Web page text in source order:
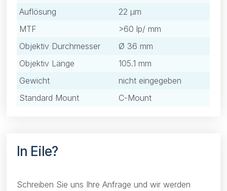
Auflösung
22 μm
MTF
>60 lp/ mm
Objektiv Durchmesser
Ø 36 mm
Objektiv Länge
105.1 mm
Gewicht
nicht eingegeben
Standard Mount
C-Mount
In Eile?
Schreiben Sie uns Ihre Anfrage und wir werden